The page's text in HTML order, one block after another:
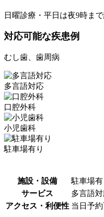
日曜診療・平日は夜9時ま
対応可能な疾患例
むし歯、歯周病
多言語対応
口腔外科
小児歯科
駐車場有り
施設・設備
駐車場有
サービス
多言語
アクセス・利便性 当日予